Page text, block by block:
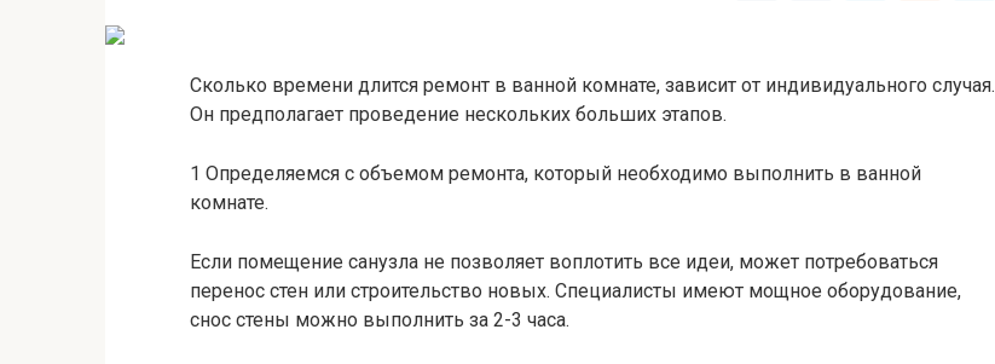
Сколько времени длится ремонт в ванной комнате, зависит от индивидуального случая.
Он предполагает проведение нескольких больших этапов.
1 Определяемся с объемом ремонта, который необходимо выполнить в ванной
комнате.
Если помещение санузла не позволяет воплотить все идеи, может потребоваться
перенос стен или строительство новых. Специалисты имеют мощное оборудование,
снос стены можно выполнить за 2-3 часа.